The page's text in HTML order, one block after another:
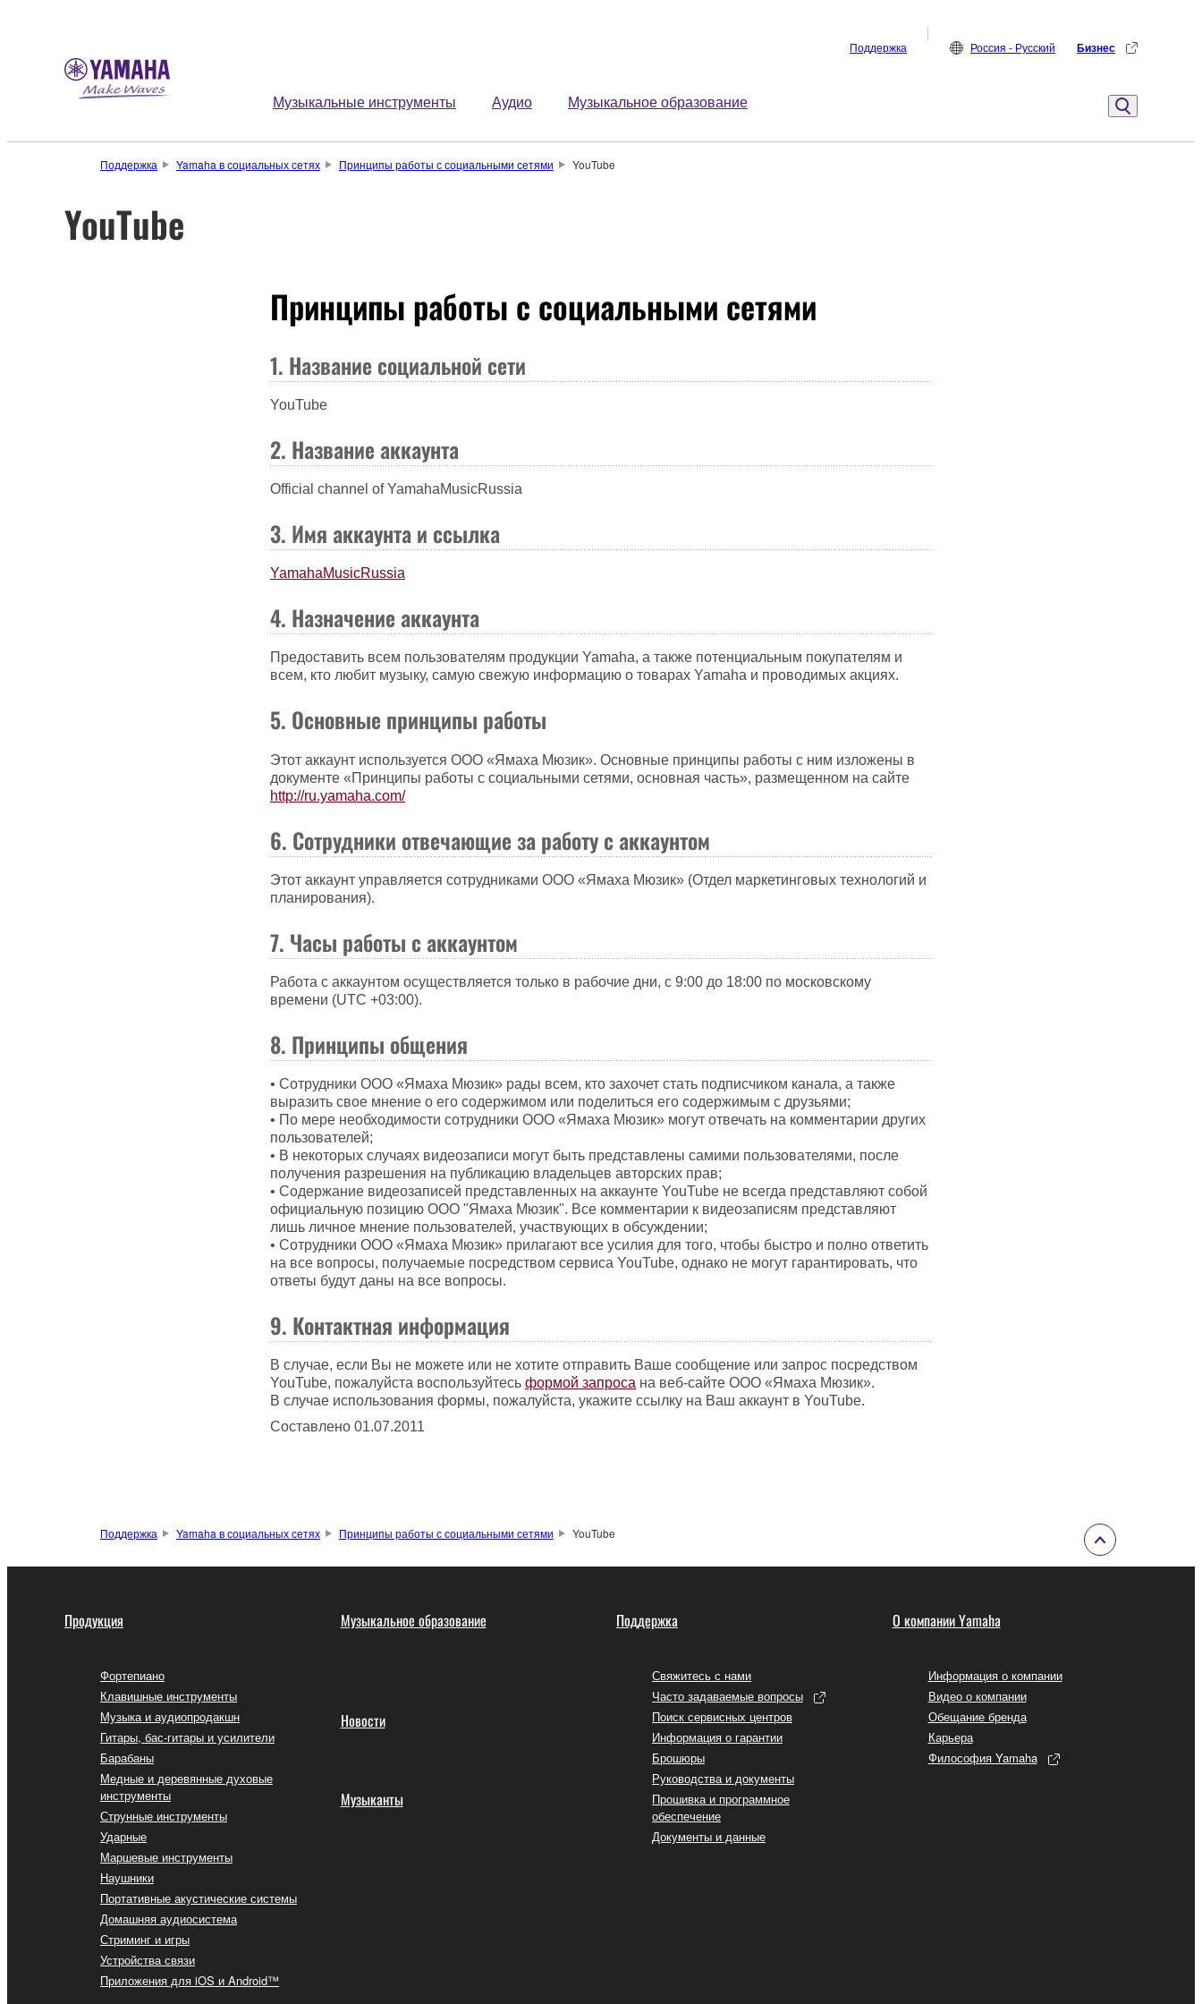
Музыкальные инструменты Аудио Музыкальное образование
Поддержка Россия - Русский Бизнес
Поддержка Yamaha в социальных сетях Принципы работы с социальными сетями YouTube
YouTube
Принципы работы с социальными сетями
1. Название социальной сети
YouTube
2. Название аккаунта
Official channel of YamahaMusicRussia
3. Имя аккаунта и ссылка
YamahaMusicRussia
4. Назначение аккаунта
Предоставить всем пользователям продукции Yamaha, а также потенциальным покупателям и
всем, кто любит музыку, самую свежую информацию о товарах Yamaha и проводимых акциях.
5. Основные принципы работы
Этот аккаунт используется ООО «Ямаха Мюзик». Основные принципы работы с ним изложены в
документе «Принципы работы с социальными сетями, основная часть», размещенном на сайте
http://ru.yamaha.com/
6. Сотрудники отвечающие за работу с аккаунтом
Этот аккаунт управляется сотрудниками ООО «Ямаха Мюзик» (Отдел маркетинговых технологий и
планирования).
7. Часы работы с аккаунтом
Работа с аккаунтом осуществляется только в рабочие дни, с 9:00 до 18:00 по московскому
времени (UTC +03:00).
8. Принципы общения
• Сотрудники ООО «Ямаха Мюзик» рады всем, кто захочет стать подписчиком канала, а также
выразить свое мнение о его содержимом или поделиться его содержимым с друзьями;
• По мере необходимости сотрудники ООО «Ямаха Мюзик» могут отвечать на комментарии других
пользователей;
• В некоторых случаях видеозаписи могут быть представлены самими пользователями, после
получения разрешения на публикацию владельцев авторских прав;
• Содержание видеозаписей представленных на аккаунте YouTube не всегда представляют собой
официальную позицию ООО "Ямаха Мюзик". Все комментарии к видеозаписям представляют
лишь личное мнение пользователей, участвующих в обсуждении;
• Сотрудники ООО «Ямаха Мюзик» прилагают все усилия для того, чтобы быстро и полно ответить
на все вопросы, получаемые посредством сервиса YouTube, однако не могут гарантировать, что
ответы будут даны на все вопросы.
9. Контактная информация
В случае, если Вы не можете или не хотите отправить Ваше сообщение или запрос посредством
YouTube, пожалуйста воспользуйтесь формой запроса на веб-сайте ООО «Ямаха Мюзик».
В случае использования формы, пожалуйста, укажите ссылку на Ваш аккаунт в YouTube.
Составлено 01.07.2011
Поддержка Yamaha в социальных сетях Принципы работы с социальными сетями YouTube
Продукция
Фортепиано
Клавишные инструменты
Музыка и аудиопродакшн
Гитары, бас-гитары и усилители
Барабаны
Медные и деревянные духовые
инструменты
Струнные инструменты
Ударные
Маршевые инструменты
Наушники
Портативные акустические системы
Домашняя аудиосистема
Стриминг и игры
Устройства связи
Приложения для iOS и Android™
Музыкальное образование
Новости
Музыканты
Поддержка
Свяжитесь с нами
Часто задаваемые вопросы
Поиск сервисных центров
Информация о гарантии
Брошюры
Руководства и документы
Прошивка и программное
обеспечение
Документы и данные
О компании Yamaha
Информация о компании
Видео о компании
Обещание бренда
Карьера
Философия Yamaha